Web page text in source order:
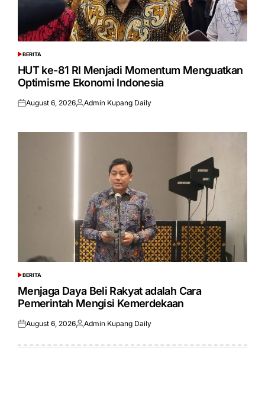
POSTED
IN
BERITA
HUT ke-81 RI Menjadi Momentum Menguatkan
Optimisme Ekonomi Indonesia
Posted
August 6, 2026Posted
Admin Kupang Daily
POSTED
IN
BERITA
Menjaga Daya Beli Rakyat adalah Cara
Pemerintah Mengisi Kemerdekaan
Posted
August 6, 2026Posted
Admin Kupang Daily